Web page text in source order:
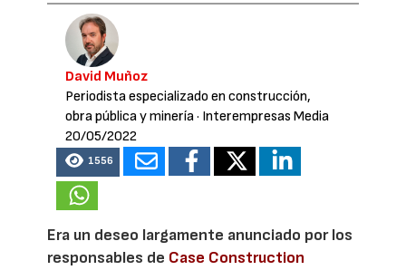
David Muñoz
Periodista especializado en construcción,
obra pública y minería· Interempresas Media
20/05/2022
1556
Era un deseo largamente anunciado por los
responsables de Case Construction